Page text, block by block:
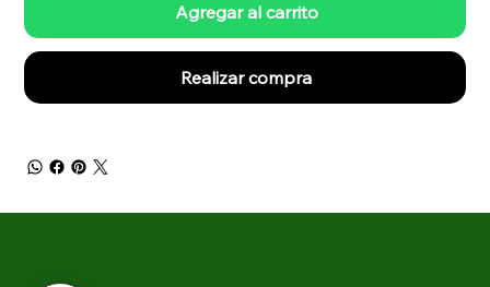
Agregar al carrito
Realizar compra